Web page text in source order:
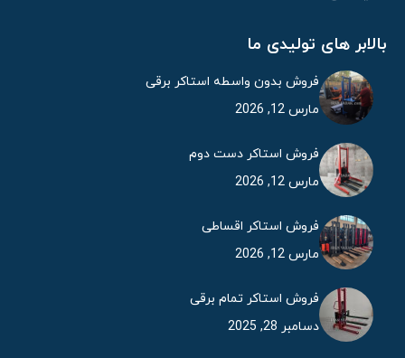
بالابر های تولیدی ما
فروش بدون واسطه استاکر برقی
مارس 12, 2026
فروش استاکر دست دوم
مارس 12, 2026
فروش استاکر اقساطی
مارس 12, 2026
فروش استاکر تمام برقی
دسامبر 28, 2025